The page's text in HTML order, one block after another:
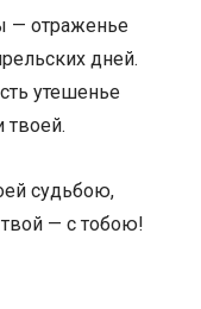
отраженье
дней.
утешенье
судьбою,
— с тобою!